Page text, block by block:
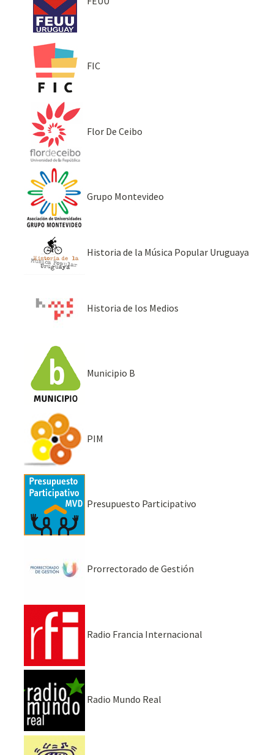
FIC
Flor De Ceibo
Grupo Montevideo
Historia de la Música Popular Uruguaya
Historia de los Medios
Municipio B
PIM
Presupuesto Participativo
Prorrectorado de Gestión
Radio Francia Internacional
Radio Mundo Real